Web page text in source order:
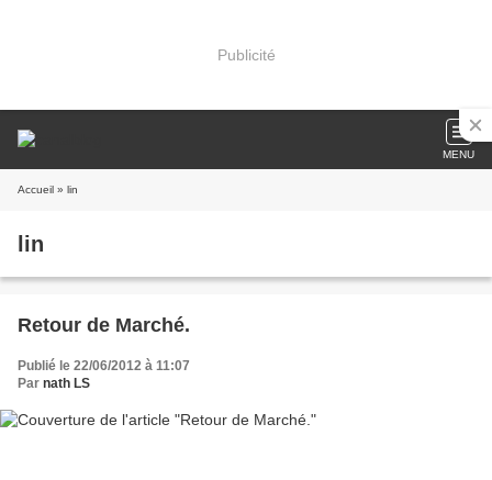
Publicité
MENU
Accueil » lin
lin
Retour de Marché.
Publié le 22/06/2012 à 11:07
Par nath LS